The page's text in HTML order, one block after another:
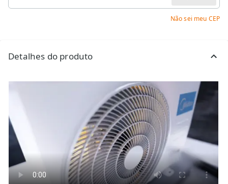
Não sei meu CEP
Detalhes do produto